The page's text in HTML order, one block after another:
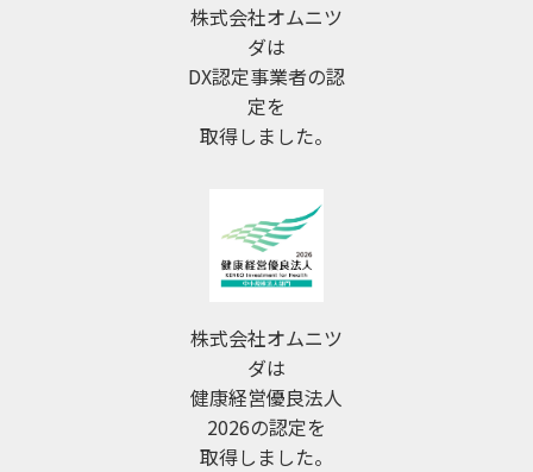
株式会社オムニツ
ダは
DX認定事業者の認
定を
取得しました。
株式会社オムニツ
ダは
健康経営優良法人
2026の認定を
取得しました。